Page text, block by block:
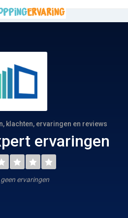
klachten, ervaringen en reviews
ervaringen
ervaringen